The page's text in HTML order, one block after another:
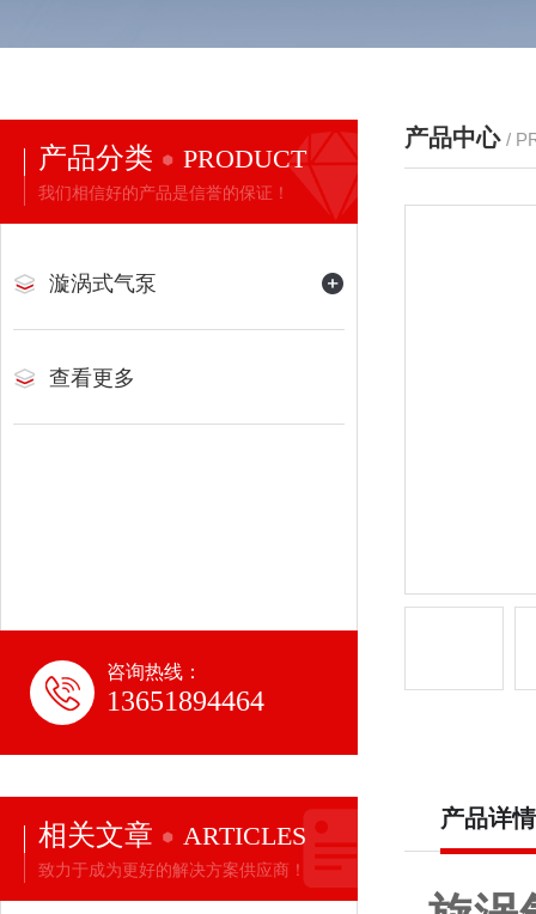
产品分类 PRODUCT
我们相信好的产品是信誉的保证！
漩涡式气泵
查看更多
咨询热线：
13651894464
相关文章 ARTICLES
致力于成为更好的解决方案供应商！
产品中心 /
产品详情